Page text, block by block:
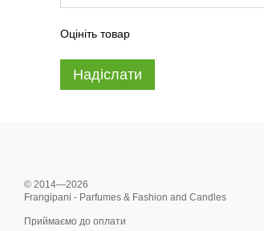
Оцініть товар
Надіслати
© 2014—2026
Frangipani - Parfumes & Fashion and Candles
Приймаємо до оплати